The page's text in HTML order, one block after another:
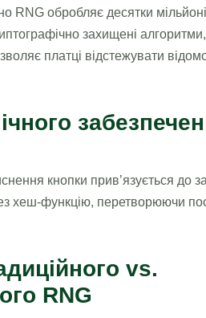
RNG обробляє десятки
захищені
платці відстежувати
кнопки прив’язується до
хеш-функцію, перетворюючи
vs.
RNG